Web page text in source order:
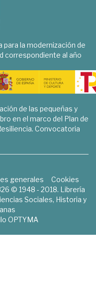
para la modernización de
correspondiente al año
de las pequeñas y
en el marco del Plan de
Convocatoria
generales
Cookies
© 1948 - 2018. Librería
Sociales, Historia y
OPTYMA